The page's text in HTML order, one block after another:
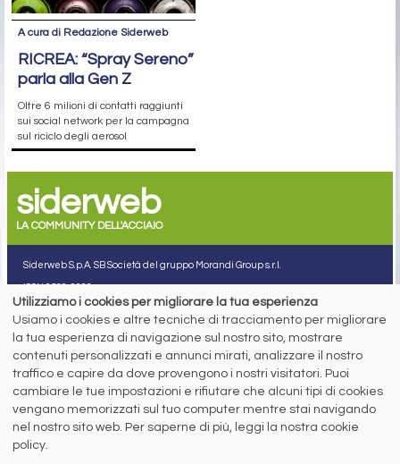
A cura di Redazione Siderweb
RICREA: “Spray Sereno”
parla alla Gen Z
Oltre 6 milioni di contatti raggiunti
sui social network per la campagna
sul riciclo degli aerosol
siderweb
LA COMMUNITY DELL'ACCIAIO
Siderweb S.p.A. SB Società del gruppo Morandi Group s.r.l.
ISSN 2532-2982
Sede sociale: Flero (Brescia) Via Don Milani 5
T.
+39 030 254 00 06
info@siderweb.com
Copyright siderweb spa sb
Tutti i diritti sono riservati
Privacy policy
Cookie policy
Utilizziamo i cookies per migliorare la tua esperienza
Usiamo i cookies e altre tecniche di tracciamento per migliorare
la tua esperienza di navigazione sul nostro sito, mostrare
contenuti personalizzati e annunci mirati, analizzare il nostro
traffico e capire da dove provengono i nostri visitatori. Puoi
cambiare le tue impostazioni e rifiutare che alcuni tipi di cookies
vengano memorizzati sul tuo computer mentre stai navigando
nel nostro sito web. Per saperne di più, leggi la nostra cookie
policy.